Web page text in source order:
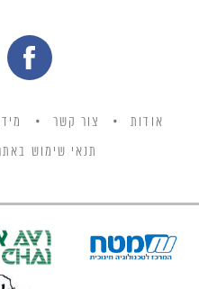
אודות צור קשר
תנאי שימוש